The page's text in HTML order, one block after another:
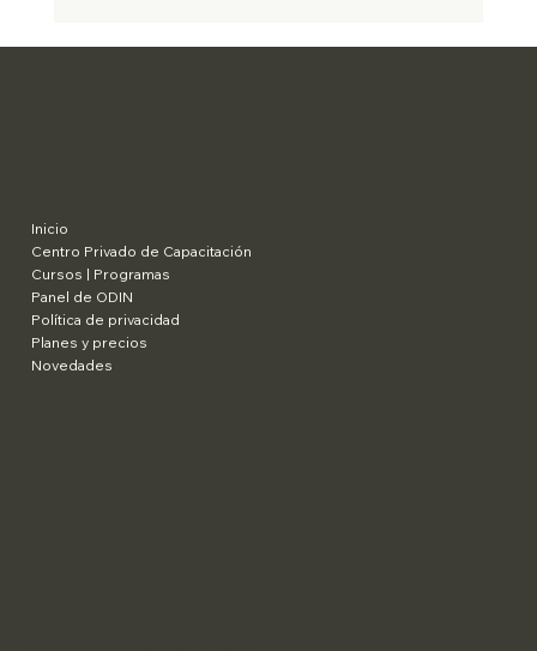
Inicio
Centro Privado de Capacitación
Cursos | Programas
Panel de ODIN
Política de privacidad
Planes y precios
Novedades